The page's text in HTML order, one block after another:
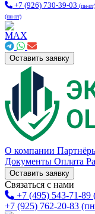
+7 (926) 730-39-03 (пн-пт)
(пн-пт)
Оставить заявку
О компании
Документы Оплата
Оставить заявку
Связаться с нами
+7 (495) 543-71-89
+7 (925) 762-20-83